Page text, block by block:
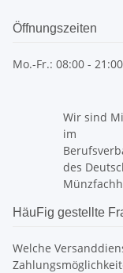
Öffnungszeiten
Mo.-Fr.: 08:00 -
Wir sind
im
des
HäuFig gestellte
Welche